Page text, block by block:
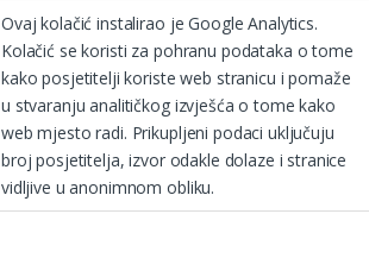
Ovaj kolačić instalirao je Google Analytics.
Kolačić se koristi za pohranu podataka o tome
kako posjetitelji koriste web stranicu i pomaže
u stvaranju analitičkog izvješća o tome kako
web mjesto radi. Prikupljeni podaci uključuju
broj posjetitelja, izvor odakle dolaze i stranice
vidljive u anonimnom obliku.